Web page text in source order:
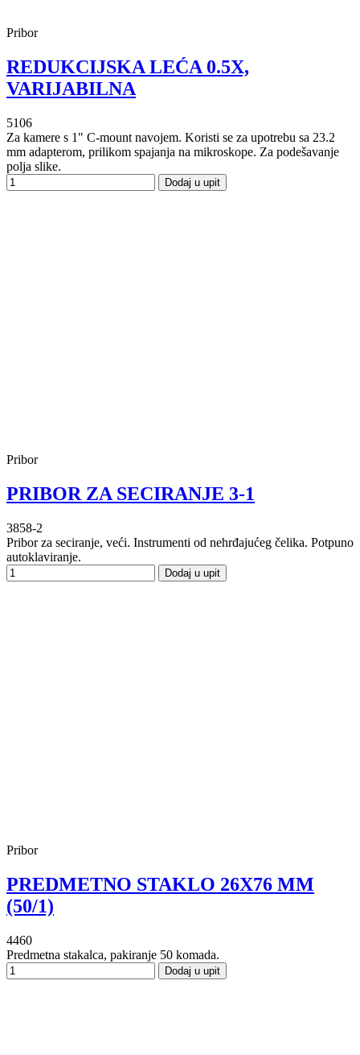
Pribor
REDUKCIJSKA LEĆA 0.5X,
VARIJABILNA
5106
Za kamere s 1" C-mount navojem. Koristi se za upotrebu sa 23.2
mm adapterom, prilikom spajanja na mikroskope. Za podešavanje
polja slike.
Dodaj u upit
Pribor
PRIBOR ZA SECIRANJE 3-1
3858-2
Pribor za seciranje, veći. Instrumenti od nehrđajućeg čelika. Potpuno
autoklaviranje.
Dodaj u upit
Pribor
PREDMETNO STAKLO 26X76 MM
(50/1)
4460
Predmetna stakalca, pakiranje 50 komada.
Dodaj u upit